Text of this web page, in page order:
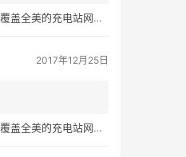
充电站网络，特斯拉也没闲着
2017年12月25日
充电站网络，特斯拉也没闲着